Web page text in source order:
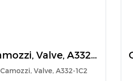
Camozzi, Valve, A332-1C2
Camozzi, Valve, A332-1C2